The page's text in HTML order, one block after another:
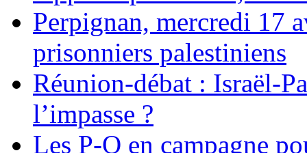
Perpignan, mercredi 17
prisonniers palestiniens
Réunion-débat : Israël-
l’impasse ?
Les P-O en campagne